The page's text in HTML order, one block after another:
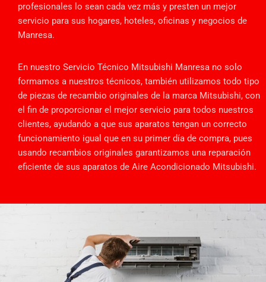
profesionales lo sean cada vez más y presten un mejor
servicio para sus hogares, hoteles, oficinas y negocios de
Manresa.
En nuestro Servicio Técnico Mitsubishi Manresa no solo
formamos a nuestros técnicos, también utilizamos todo tipo
de piezas de recambio originales de la marca Mitsubishi, con
el fin de proporcionar el mejor servicio para todos nuestros
clientes, ayudando a que sus aparatos tengan un correcto
funcionamiento igual que en su primer día de compra, pues
usando recambios originales garantizamos una reparación
eficiente de sus aparatos de Aire Acondicionado Mitsubishi.